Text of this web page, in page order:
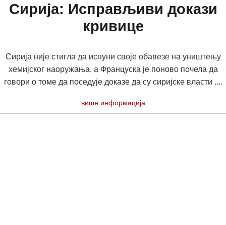
Сирија: Исправљиви докази
кривице
Сирија није стигла да испуни своје обавезе на уништењу
хемијског наоружања, а Француска је поново почела да
говори о томе да поседује доказе да су сиријске власти ....
више информација